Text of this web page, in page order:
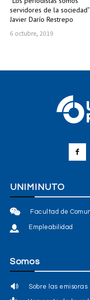
servidores de la
Javier Darío Restrepo
6 octubre, 2019
UNIMINUTO
Facultad de
Empleabilidad
Somos
Sobre las emisoras